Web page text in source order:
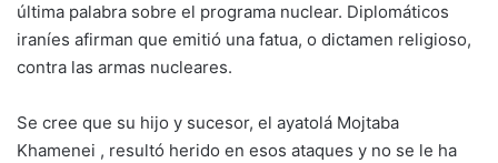
última palabra sobre el programa nuclear. Diplomáticos
iraníes afirman que emitió una fatua, o dictamen religioso,
contra las armas nucleares.
Se cree que su hijo y sucesor, el ayatolá Mojtaba
Khamenei , resultó herido en esos ataques y no se le ha